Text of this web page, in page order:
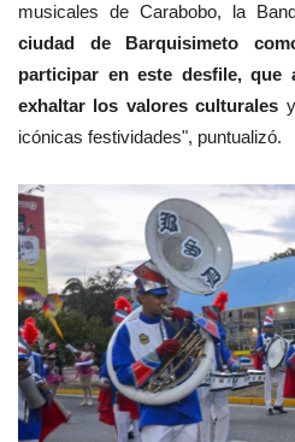
musicales de Carabobo, la
ciudad de Barquisimeto
participar en este desfile, que
exhaltar los valores culturales
icónicas festividades", puntualizó.